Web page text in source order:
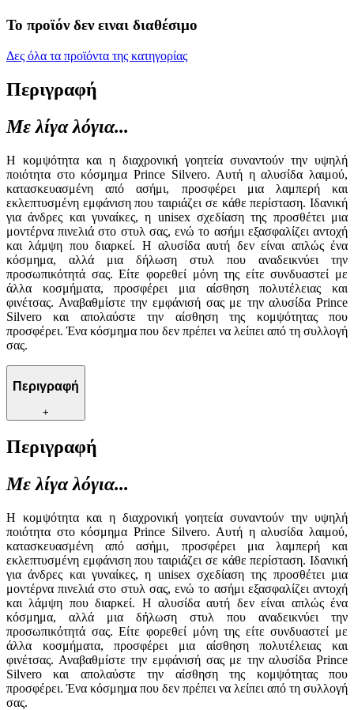
Το προϊόν δεν ειναι διαθέσιμο
Δες όλα τα προϊόντα της κατηγορίας
Περιγραφή
Με λίγα λόγια...
Η κομψότητα και η διαχρονική γοητεία συναντούν την υψηλή
ποιότητα στο κόσμημα Prince Silvero. Αυτή η αλυσίδα λαιμού,
κατασκευασμένη από ασήμι, προσφέρει μια λαμπερή και
εκλεπτυσμένη εμφάνιση που ταιριάζει σε κάθε περίσταση. Ιδανική
για άνδρες και γυναίκες, η unisex σχεδίαση της προσθέτει μια
μοντέρνα πινελιά στο στυλ σας, ενώ το ασήμι εξασφαλίζει αντοχή
και λάμψη που διαρκεί. Η αλυσίδα αυτή δεν είναι απλώς ένα
κόσμημα, αλλά μια δήλωση στυλ που αναδεικνύει την
προσωπικότητά σας. Είτε φορεθεί μόνη της είτε συνδυαστεί με
άλλα κοσμήματα, προσφέρει μια αίσθηση πολυτέλειας και
φινέτσας. Αναβαθμίστε την εμφάνισή σας με την αλυσίδα Prince
Silvero και απολαύστε την αίσθηση της κομψότητας που
προσφέρει. Ένα κόσμημα που δεν πρέπει να λείπει από τη συλλογή
σας.
Περιγραφή
+
Περιγραφή
Με λίγα λόγια...
Η κομψότητα και η διαχρονική γοητεία συναντούν την υψηλή
ποιότητα στο κόσμημα Prince Silvero. Αυτή η αλυσίδα λαιμού,
κατασκευασμένη από ασήμι, προσφέρει μια λαμπερή και
εκλεπτυσμένη εμφάνιση που ταιριάζει σε κάθε περίσταση. Ιδανική
για άνδρες και γυναίκες, η unisex σχεδίαση της προσθέτει μια
μοντέρνα πινελιά στο στυλ σας, ενώ το ασήμι εξασφαλίζει αντοχή
και λάμψη που διαρκεί. Η αλυσίδα αυτή δεν είναι απλώς ένα
κόσμημα, αλλά μια δήλωση στυλ που αναδεικνύει την
προσωπικότητά σας. Είτε φορεθεί μόνη της είτε συνδυαστεί με
άλλα κοσμήματα, προσφέρει μια αίσθηση πολυτέλειας και
φινέτσας. Αναβαθμίστε την εμφάνισή σας με την αλυσίδα Prince
Silvero και απολαύστε την αίσθηση της κομψότητας που
προσφέρει. Ένα κόσμημα που δεν πρέπει να λείπει από τη συλλογή
σας.